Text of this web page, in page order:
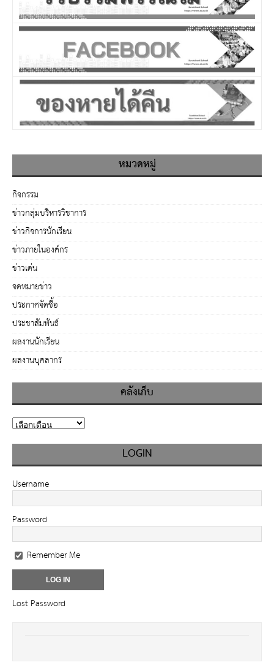
หมวดหมู่
กิจกรรม
ข่าวกลุ่มบริหารวิชาการ
ข่าวกิจการนักเรียน
ข่าวภายในองค์กร
ข่าวเด่น
จดหมายข่าว
ประกาศจัดซื้อ
ประชาสัมพันธ์
ผลงานนักเรียน
ผลงานบุคลากร
คลังเก็บ
LOGIN
Username
Password
Remember Me
Lost Password